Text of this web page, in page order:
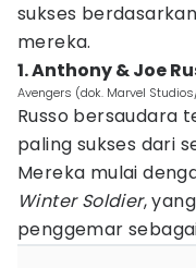
sukses
mereka.
1. Anthony & Joe
Avengers (dok. Marvel
Russo bersaudara
paling sukses dari
Mereka mulai
Winter Soldier,
penggemar